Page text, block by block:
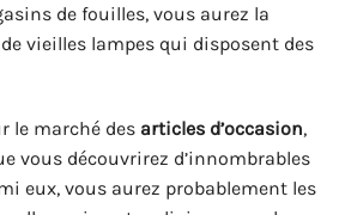
de fouilles, vous aurez la
vieilles lampes qui disposent des
le marché des articles d’occasion,
vous découvrirez d’innombrables
eux, vous aurez probablement les